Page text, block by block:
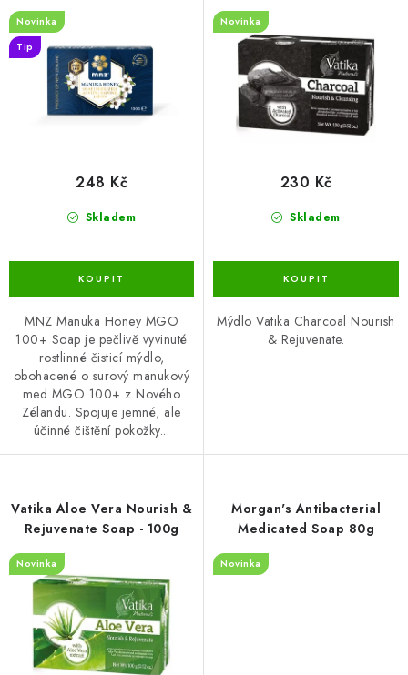
d
u
k
o
d
u
Novinka
Tip
Skladem
248 Kč
MNZ Manuka Honey MGO
100+ Soap je pečlivě vyvinuté
rostlinné čisticí mýdlo,
obohacené o surový manukový
med MGO 100+ z Nového
Zélandu. Spojuje jemné, ale
účinné čištění pokožky...
Novinka
Skladem
230 Kč
Mýdlo Vatika Charcoal Nourish
& Rejuvenate.
Vatika Aloe Vera Nourish &
Rejuvenate Soap - 100g
Novinka
Morgan's Antibacterial
Medicated Soap 80g
Novinka